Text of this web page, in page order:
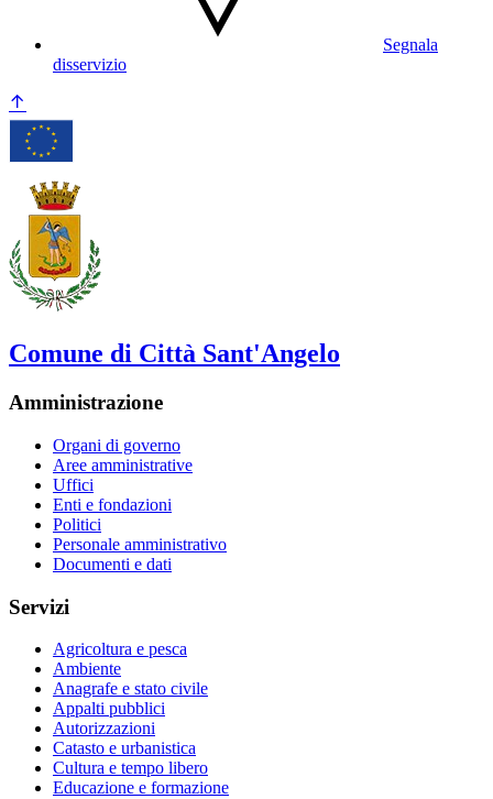
Segnala
disservizio
Comune di Città Sant'Angelo
Amministrazione
Organi di governo
Aree amministrative
Uffici
Enti e fondazioni
Politici
Personale amministrativo
Documenti e dati
Servizi
Agricoltura e pesca
Ambiente
Anagrafe e stato civile
Appalti pubblici
Autorizzazioni
Catasto e urbanistica
Cultura e tempo libero
Educazione e formazione